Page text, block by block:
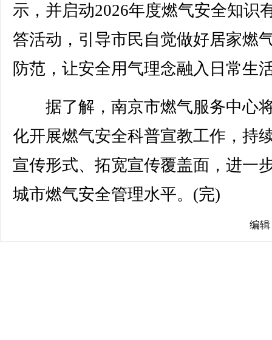
示，并启动2026年度燃气安全知识
答活动，引导市民自觉做好居家燃
防范，让安全用气理念融入日常生
据了解，南京市燃气服务中心
化开展燃气安全科普宣教工作，持
宣传形式、拓宽宣传覆盖面，进一
城市燃气安全管理水平。(完)
编